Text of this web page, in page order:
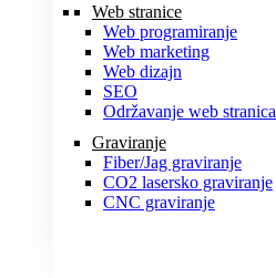
Web stranice
Web programiranje
Web marketing
Web dizajn
SEO
Održavanje web stranica
Graviranje
Fiber/Jag graviranje
CO2 lasersko graviranje
CNC graviranje